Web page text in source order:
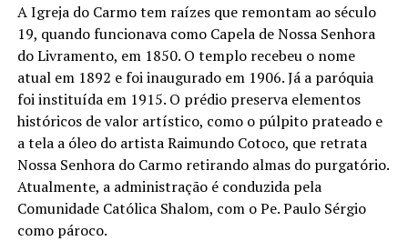
A Igreja do Carmo tem raízes que remontam ao século
19, quando funcionava como Capela de Nossa Senhora
do Livramento, em 1850. O templo recebeu o nome
atual em 1892 e foi inaugurado em 1906. Já a paróquia
foi instituída em 1915. O prédio preserva elementos
históricos de valor artístico, como o púlpito prateado e
a tela a óleo do artista Raimundo Cotoco, que retrata
Nossa Senhora do Carmo retirando almas do purgatório.
Atualmente, a administração é conduzida pela
Comunidade Católica Shalom, com o Pe. Paulo Sérgio
como pároco.